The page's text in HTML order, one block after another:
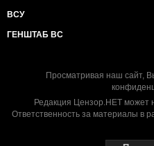
ВСУ
ГЕНШТАБ ВС
Просматривая наш сайт,
Редакция Цензор.НЕТ может
Ответственность за материалы в